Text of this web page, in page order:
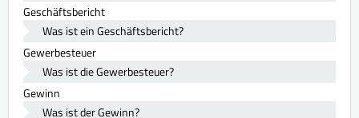
Geschäftsbericht
Was ist ein Geschäftsbericht?
Gewerbesteuer
Was ist die Gewerbesteuer?
Gewinn
Was ist der Gewinn?